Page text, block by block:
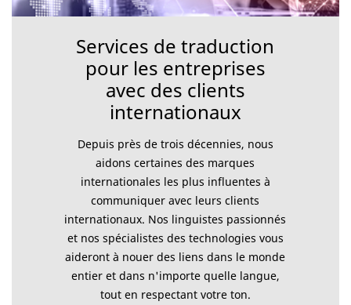
Services de traduction
pour les entreprises
avec des clients
internationaux
Depuis près de trois décennies, nous
aidons certaines des marques
internationales les plus influentes à
communiquer avec leurs clients
internationaux. Nos linguistes passionnés
et nos spécialistes des technologies vous
aideront à nouer des liens dans le monde
entier et dans n'importe quelle langue,
tout en respectant votre ton.